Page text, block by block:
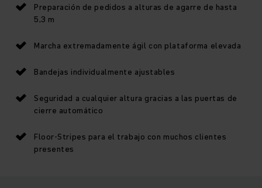
Preparación de pedidos a alturas de agarre de hasta
5,3 m
Marcha extremadamente ágil con plataforma elevada
Bandejas individualmente ajustables
Seguridad a cualquier altura gracias a las puertas de
cierre automático
Floor-Stripes para el trabajo con muchos clientes
presentes